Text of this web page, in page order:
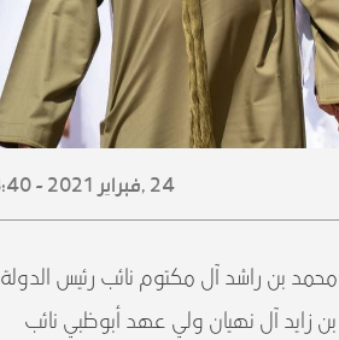
24 , فبراير 2021 - 13:40
بن راشد آل مكتوم نائب رئيس الدولة
زايد آل نهيان ولي عهد أبوظبي نائب